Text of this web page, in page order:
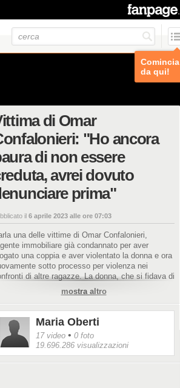
Comincia
da qui!
di Omar
"Ho ancora
di non essere
avrei dovuto
prima"
il 6 aprile 2023 alle ore 07:03
una delle vittime di Omar Confalonieri,
immobiliare già condannato per aver
una coppia e aver violentato la donna e ora
sotto processo per violenza nei
di altre ragazze. La donna, che si fidava di
perché aveva un rapporto molto stretto con la
spiega a Fanpage.it di aver ricostruito con
denuncia della prima coppia.
mostra altro
Maria Oberti
17 video • 0 foto
19.696.286 visualizzazioni